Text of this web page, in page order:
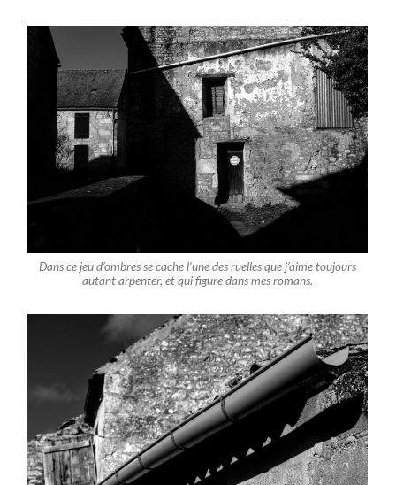
Dans ce jeu d’ombres se cache l’une des ruelles que j’aime toujours
autant arpenter, et qui figure dans mes romans.